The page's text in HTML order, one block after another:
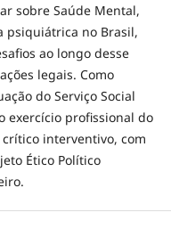
sobre Saúde Mental,
psiquiátrica no Brasil,
ao longo desse
legais. Como
do Serviço Social
exercício profissional do
interventivo, com
Ético Político